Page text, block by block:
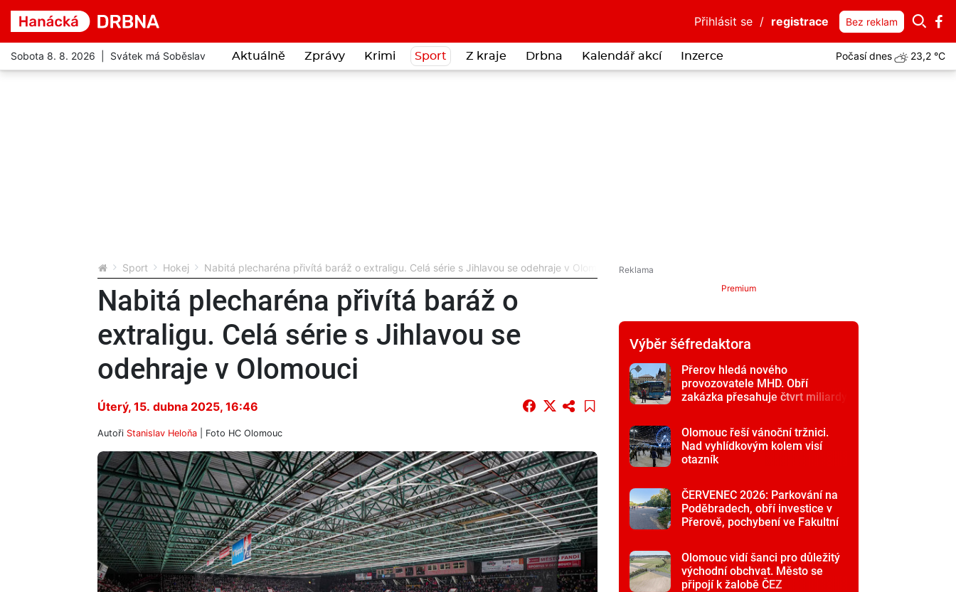
Přihlásit se / registrace Bez reklam
Sobota 8. 8. 2026 | Svátek má Soběslav Aktuálně Zprávy Krimi Sport Z kraje Drbna Kalendář akcí Inzerce Počasí dnes 23,2 °C
Sport Hokej Nabitá plecharéna přivítá baráž o extraligu. Celá série s Jihlavou se odehraje v Olomouci
Nabitá plecharéna přivítá baráž o
extraligu. Celá série s Jihlavou se
odehraje v Olomouci
Úterý, 15. dubna 2025, 16:46
Autoři Stanislav Heloňa | Foto HC Olomouc
Premium
Výběr šéfredaktora
Přerov hledá nového
provozovatele MHD. Obří
zakázka přesahuje čtvrt miliardy
Olomouc řeší vánoční tržnici.
Nad vyhlídkovým kolem visí
otazník
ČERVENEC 2026: Parkování na
Poděbradech, obří investice v
Přerově, pochybení ve Fakultní
Olomouc vidí šanci pro důležitý
východní obchvat. Město se
připojí k žalobě ČEZ